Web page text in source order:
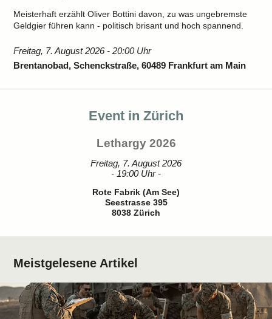
Meisterhaft erzählt Oliver Bottini davon, zu was ungebremste
Geldgier führen kann - politisch brisant und hoch spannend.
Freitag, 7. August 2026 - 20:00 Uhr
Brentanobad, Schenckstraße, 60489 Frankfurt am Main
Event in Zürich
Lethargy 2026
Freitag, 7. August 2026
- 19:00 Uhr -
Rote Fabrik (Am See)
Seestrasse 395
8038 Zürich
Meistgelesene Artikel